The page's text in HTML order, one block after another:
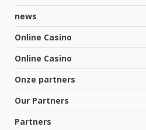
news
Online Casino
Online Casino
Onze partners
Our Partners
Partners